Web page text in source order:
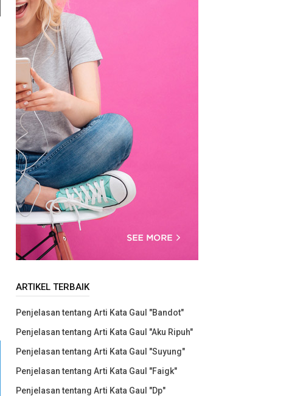
ARTIKEL TERBAIK
Penjelasan tentang Arti Kata Gaul "Bandot"
Penjelasan tentang Arti Kata Gaul "Aku Ripuh"
Penjelasan tentang Arti Kata Gaul "Suyung"
Penjelasan tentang Arti Kata Gaul "Faigk"
Penjelasan tentang Arti Kata Gaul "Dp"